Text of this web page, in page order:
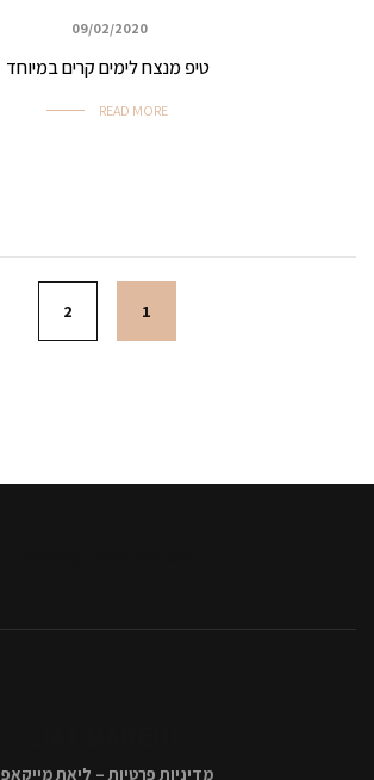
09/02/2020
טיפ מנצח לימים קרים במיוחד
READ MORE
Posts navigation
1
2
מדיניות פרטיות – ליאת מייקאפ